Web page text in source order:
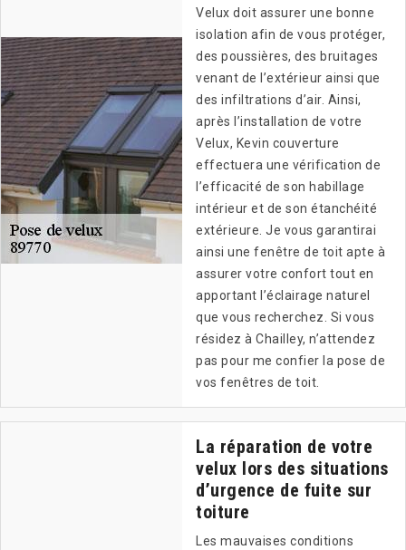
Velux doit assurer une bonne
isolation afin de vous protéger,
des poussières, des bruitages
venant de l’extérieur ainsi que
des infiltrations d’air. Ainsi,
après l’installation de votre
Velux, Kevin couverture
effectuera une vérification de
l’efficacité de son habillage
intérieur et de son étanchéité
extérieure. Je vous garantirai
ainsi une fenêtre de toit apte à
assurer votre confort tout en
apportant l’éclairage naturel
que vous recherchez. Si vous
résidez à Chailley, n’attendez
pas pour me confier la pose de
vos fenêtres de toit.
La réparation de votre
velux lors des situations
d’urgence de fuite sur
toiture
Les mauvaises conditions